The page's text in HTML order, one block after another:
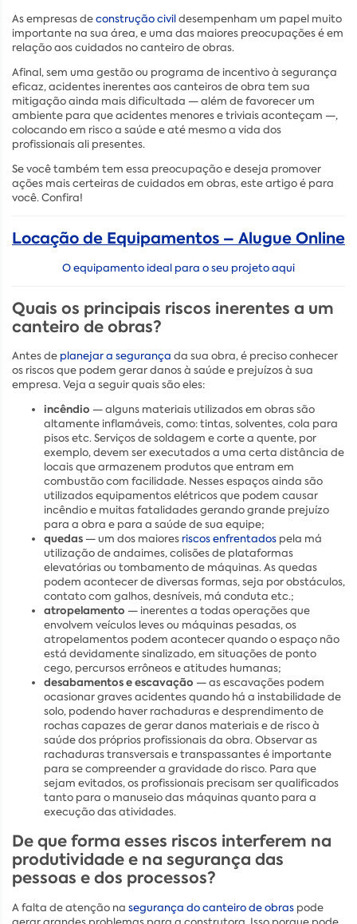
As empresas deconstrução civildesempenham um papel muito
importante na sua área, e uma das maiores preocupações é em
relação aos cuidados no canteiro de obras.
Afinal, sem uma gestão ou programa de incentivo à segurança
eficaz, acidentes inerentes aos canteiros de obra tem sua
mitigação ainda mais dificultada — além de favorecer um
ambiente para que acidentes menores e triviais aconteçam —,
colocando em risco a saúde e até mesmo a vida dos
profissionais ali presentes.
Se você também tem essa preocupação e deseja promover
ações mais certeiras de cuidados em obras, este artigo é para
você. Confira!
Locação de Equipamentos – Alugue Online
O equipamento ideal para o seu projeto aqui
Quais os principais riscos inerentes a um
canteiro de obras?
Antes de planejar a segurança da sua obra, é preciso conhecer
os riscos que podem gerar danos à saúde e prejuízos à sua
empresa. Veja a seguir quais são eles:
incêndio — alguns materiais utilizados em obras são
altamente inflamáveis, como: tintas, solventes, cola para
pisos etc. Serviços de soldagem e corte a quente, por
exemplo, devem ser executados a uma certa distância de
locais que armazenem produtos que entram em
combustão com facilidade. Nesses espaços ainda são
utilizados equipamentos elétricos que podem causar
incêndio e muitas fatalidades gerando grande prejuízo
para a obra e para a saúde de sua equipe;
quedas— um dos maiores riscos enfrentados pela má
utilização de andaimes, colisões de plataformas
elevatórias ou tombamento de máquinas. As quedas
podem acontecer de diversas formas, seja por obstáculos,
contato com galhos, desníveis, má conduta etc.;
atropelamento — inerentes a todas operações que
envolvem veículos leves ou máquinas pesadas, os
atropelamentos podem acontecer quando o espaço não
está devidamente sinalizado, em situações de ponto
cego, percursos errôneos e atitudes humanas;
desabamentos e escavação — as escavações podem
ocasionar graves acidentes quando há a instabilidade de
solo, podendo haver rachaduras e desprendimento de
rochas capazes de gerar danos materiais e de risco à
saúde dos próprios profissionais da obra. Observar as
rachaduras transversais e transpassantes é importante
para se compreender a gravidade do risco. Para que
sejam evitados, os profissionais precisam ser qualificados
tanto para o manuseio das máquinas quanto para a
execução das atividades.
De que forma esses riscos interferem na
produtividade e na segurança das
pessoas e dos processos?
A falta de atenção na segurança do canteiro de obras pode